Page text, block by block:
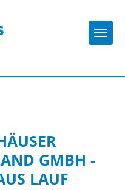
GMBH -
LAUF